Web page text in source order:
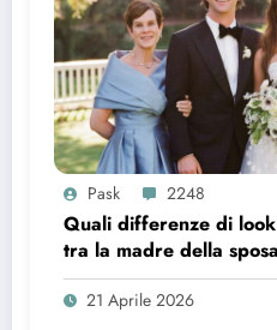
Pask 2248
Quali differenze di
tra la madre della
sposo?
21 Aprile 2026